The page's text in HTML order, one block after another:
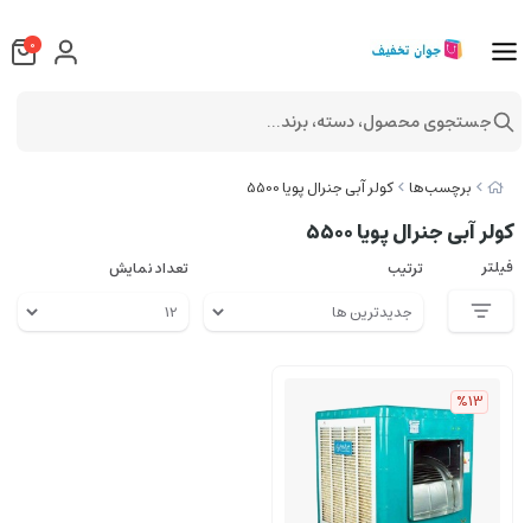
برچسب‌ها کولر آبی جنرال پویا 5500
کولر آبی جنرال پویا 5500
فیلتر ترتیب تعداد نمایش
%13
0
جستجوی محصول، دسته، برند...